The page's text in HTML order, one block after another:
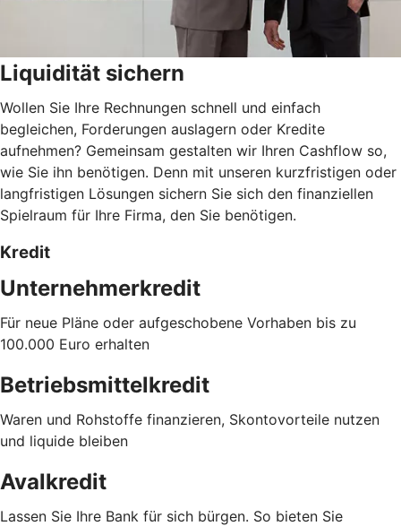
Liquidität sichern
Wollen Sie Ihre Rechnungen schnell und einfach
begleichen, Forderungen auslagern oder Kredite
aufnehmen? Gemeinsam gestalten wir Ihren Cashflow so,
wie Sie ihn benötigen. Denn mit unseren kurzfristigen oder
langfristigen Lösungen sichern Sie sich den finanziellen
Spielraum für Ihre Firma, den Sie benötigen.
Kredit
Unternehmerkredit
Für neue Pläne oder aufgeschobene Vorhaben bis zu
100.000 Euro erhalten
Betriebsmittelkredit
Waren und Rohstoffe finanzieren, Skontovorteile nutzen
und liquide bleiben
Avalkredit
Lassen Sie Ihre Bank für sich bürgen. So bieten Sie